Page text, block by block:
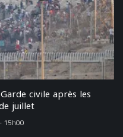
civile après les
juillet